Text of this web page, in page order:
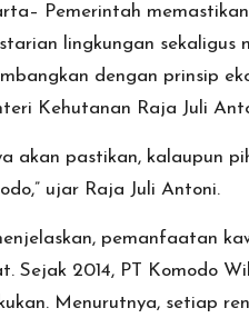
Pemerintah
lingkungan
dengan prinsip
Kehutanan Raja Juli
akan pastikan, kalaupun
ujar Raja Juli Antoni.
pemanfaatan
Sejak 2014, PT Komodo
Menurutnya, setiap